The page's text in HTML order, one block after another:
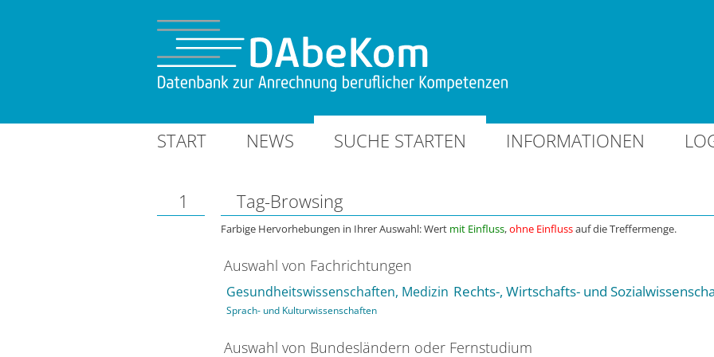
START NEWS SUCHE STARTEN INFORMATIONEN
1 Tag-Browsing
Farbige Hervorhebungen in Ihrer Auswahl: Wert mit Einfluss,ohne Einflussauf die Treffermenge.
Auswahl von Fachrichtungen
Gesundheitswissenschaften, Medizin Rechts-, Wirtschafts- und
Sprach- und Kulturwissenschaften
Auswahl von Bundesländern oder Fernstudium